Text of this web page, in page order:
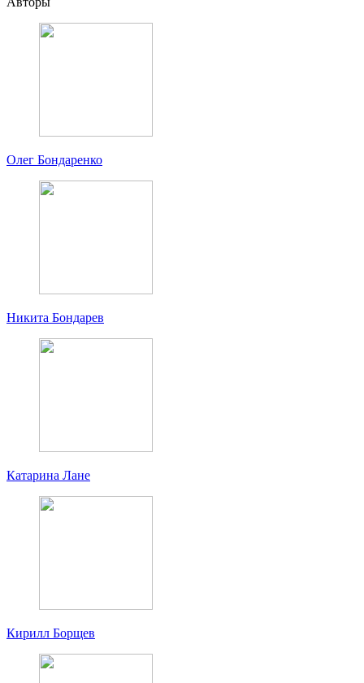
Олег Бондаренко
Никита Бондарев
Катарина Лане
Кирилл Борщев